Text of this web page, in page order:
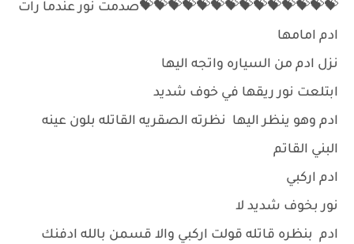
💝💝💝💝💝💝💝💝💝💝💝💝💝💝صدمت نور عندما رات
ادم امامها
نزل ادم من السياره واتجه اليها
ابتلعت نور ريقها في خوف شديد
ادم وهو ينظر اليها نظرته الصقريه القاتله بلون عينه
البني القاتم
ادم اركبي
نور بخوف شديد لا
ادم بنظره قاتله قولت اركبي والا قسمن بالله ادفنك